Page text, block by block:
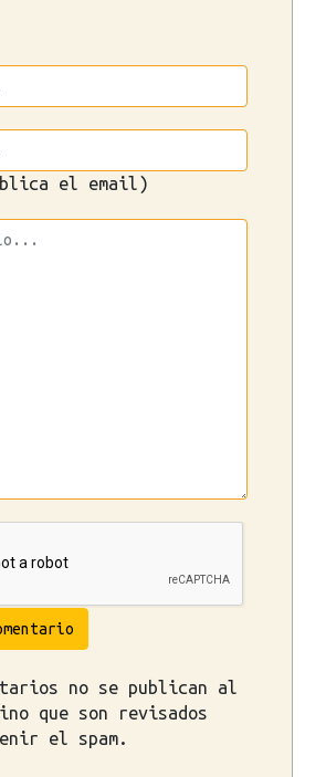
el email)
no se publican al
que son revisados
el spam.